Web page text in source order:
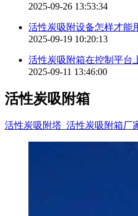
2025-09-26 13:53:34
活性炭吸附设备怎样才能
2025-09-19 10:20:13
活性炭吸附箱在控制平台
2025-09-11 13:46:00
活性炭吸附箱
活性炭吸附塔_活性炭吸附箱